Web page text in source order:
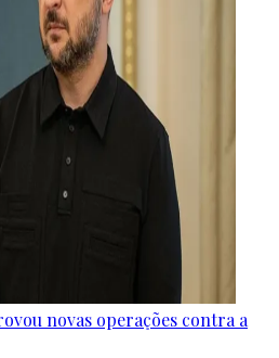
novas operações contra a